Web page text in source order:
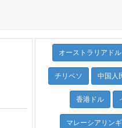
オーストラリアドル
チリペソ 中国人
香港ドル
マレーシアリン